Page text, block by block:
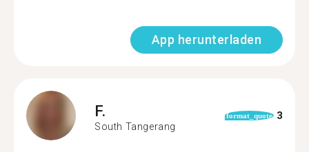
App herunterladen
F.
South Tangerang
format_quote 3